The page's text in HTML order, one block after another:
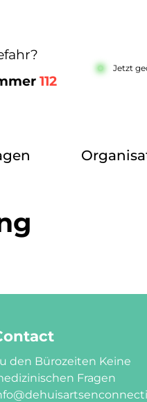
112
Jetzt
den Bürozeiten Keine
Fragen